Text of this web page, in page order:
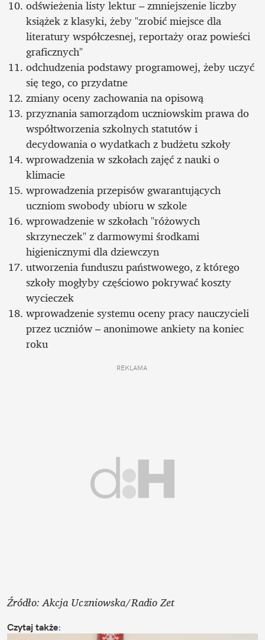
odświeżenia listy lektur – zmniejszenie liczby
książek z klasyki, żeby "zrobić miejsce dla
literatury współczesnej, reportaży oraz powieści
graficznych"
odchudzenia podstawy programowej, żeby uczyć
się tego, co przydatne
zmiany oceny zachowania na opisową
przyznania samorządom uczniowskim prawa do
współtworzenia szkolnych statutów i
decydowania o wydatkach z budżetu szkoły
wprowadzenia w szkołach zajęć z nauki o
klimacie
wprowadzenia przepisów gwarantujących
uczniom swobody ubioru w szkole
wprowadzenie w szkołach "różowych
skrzyneczek" z darmowymi środkami
higienicznymi dla dziewczyn
utworzenia funduszu państwowego, z którego
szkoły mogłyby częściowo pokrywać koszty
wycieczek
wprowadzenie systemu oceny pracy nauczycieli
przez uczniów – anonimowe ankiety na koniec
roku
REKLAMA
Źródło: Akcja Uczniowska/Radio Zet
Czytaj także: